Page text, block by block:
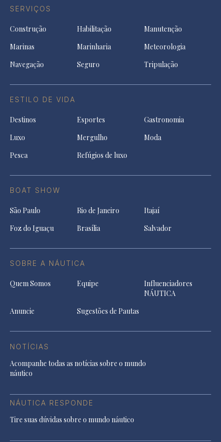
SERVIÇOS
Construção Habilitação
Manutenção
Marinas
Marinharia
Meteorologia
Navegação
Seguro Tripulação
ESTILO DE VIDA
Destinos Esportes
Gastronomia
Luxo
Mergulho
Moda
Pesca
Refúgios de luxo
BOAT SHOW
São Paulo Rio de Janeiro
Itajaí
Foz do Iguaçu
Brasília Salvador
SOBRE A NÁUTICA
Quem Somos Equipe
Influenciadores
NÁUTICA
Anuncie
Sugestões de Pautas
NOTÍCIAS
Acompanhe todas as notícias sobre o mundo
náutico
NÁUTICA RESPONDE
Tire suas dúvidas sobre o mundo náutico